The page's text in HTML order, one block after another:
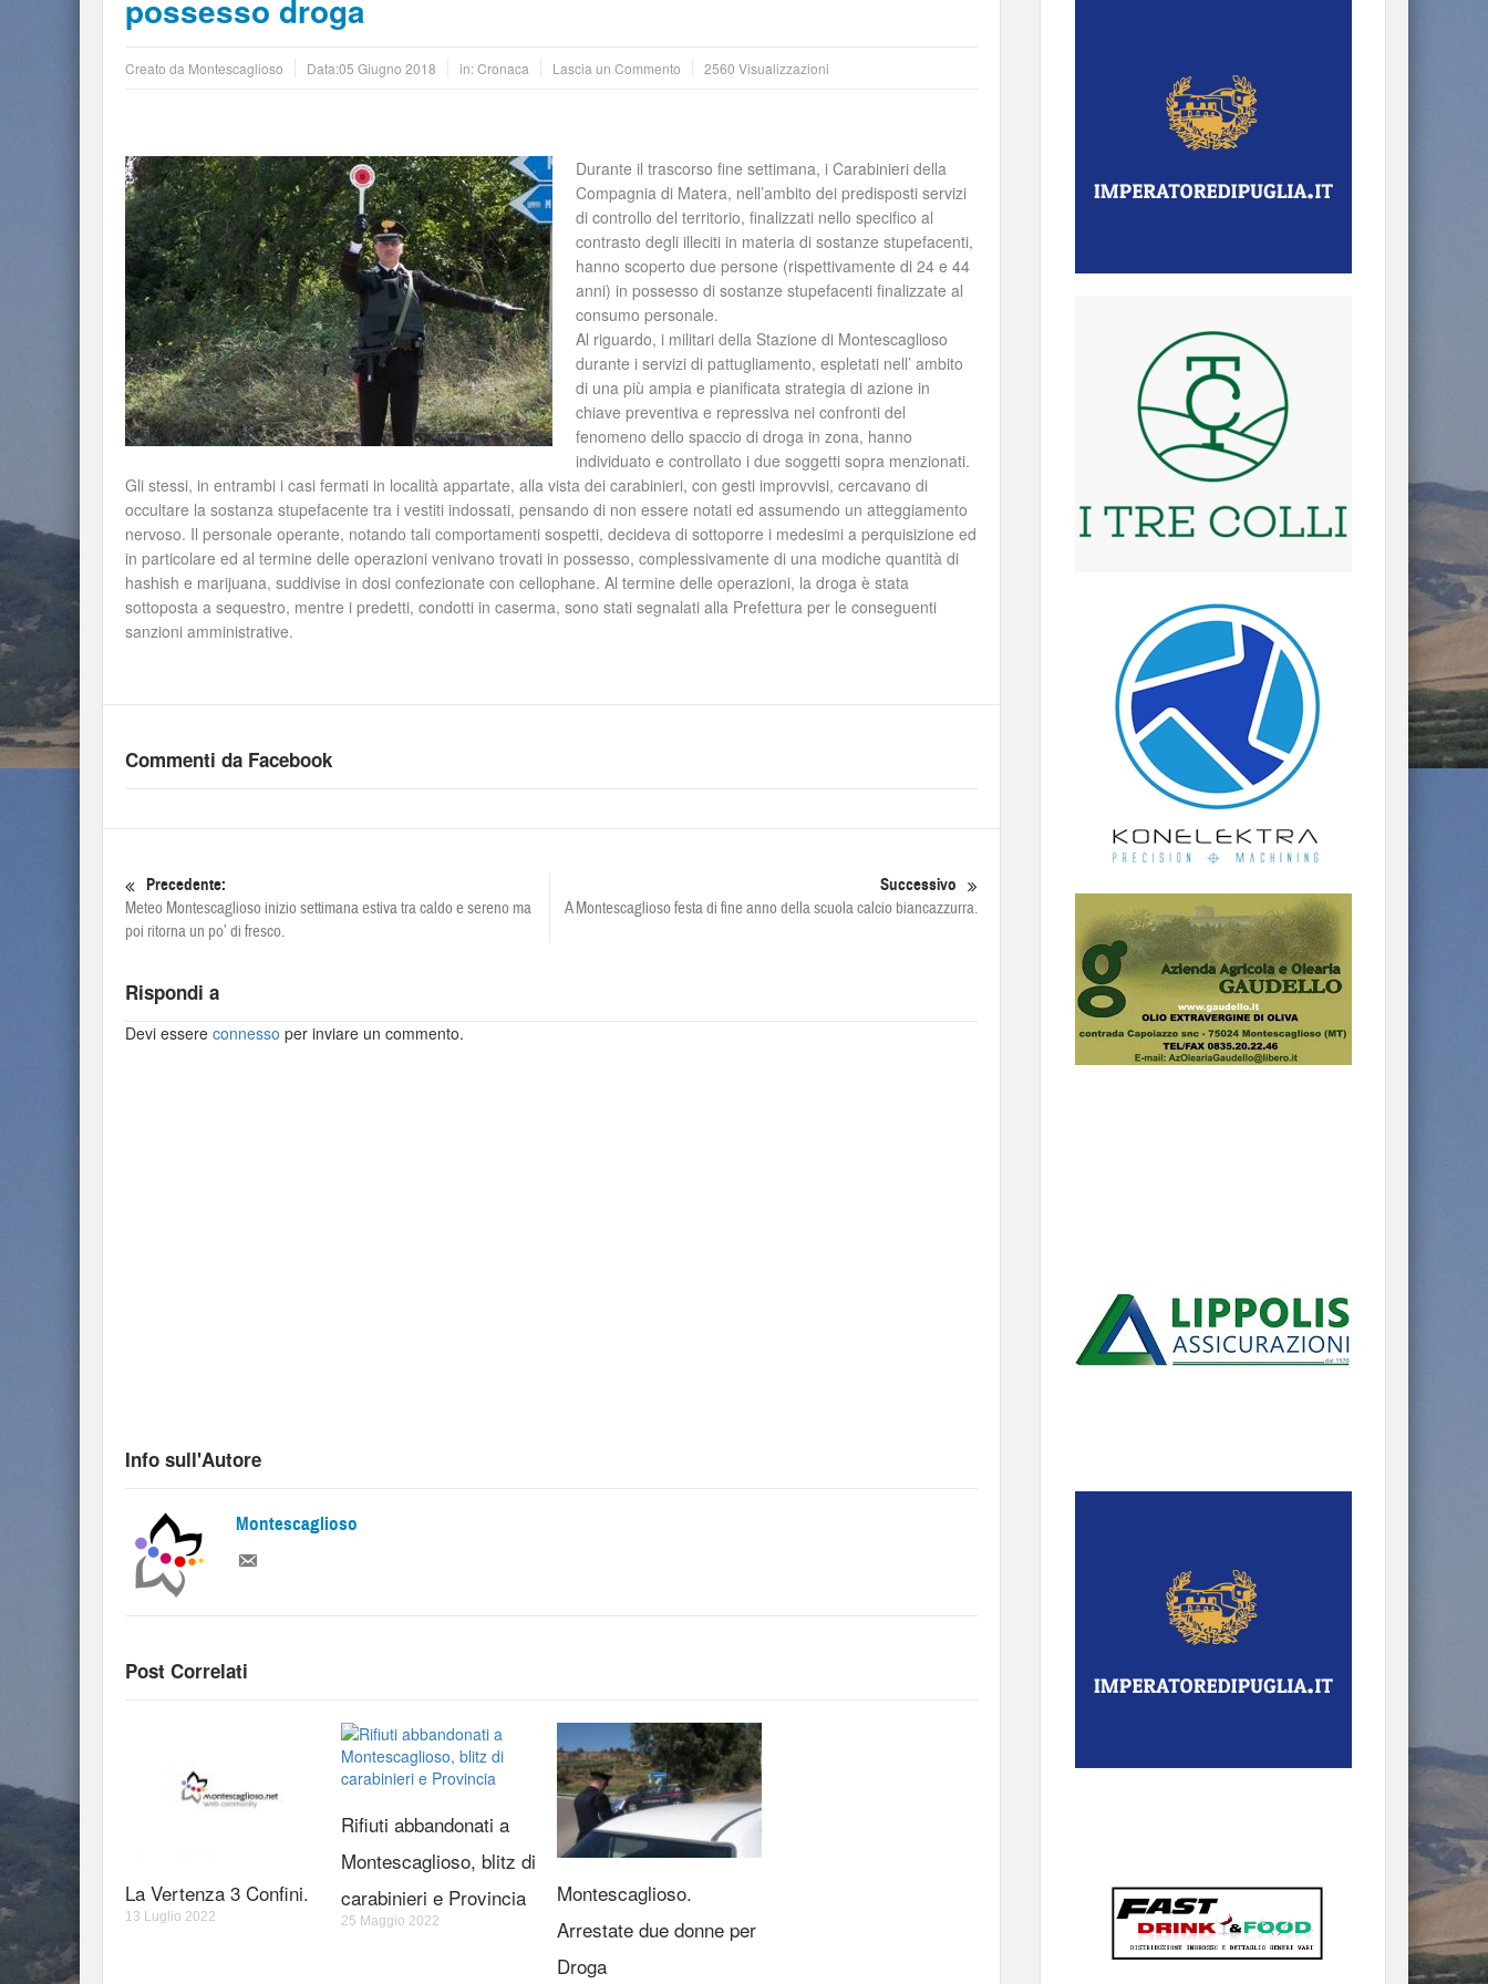
possesso droga
Creato da Montescaglioso Data:05 Giugno 2018 in:Cronaca Lascia un Commento 2560 Visualizzazioni
Durante il trascorso fine settimana, i Carabinieri della
Compagnia di Matera, nell’ambito dei predisposti servizi
di controllo del territorio, finalizzati nello specifico al
contrasto degli illeciti in materia di sostanze stupefacenti,
hanno scoperto due persone (rispettivamente di 24 e 44
anni) in possesso di sostanze stupefacenti finalizzate al
consumo personale.
Al riguardo, i militari della Stazione di Montescaglioso
durante i servizi di pattugliamento, espletati nell’ ambito
di una più ampia e pianificata strategia di azione in
chiave preventiva e repressiva nei confronti del
fenomeno dello spaccio di droga in zona, hanno
individuato e controllato i due soggetti sopra menzionati.
Gli stessi, in entrambi i casi fermati in località appartate, alla vista dei carabinieri, con gesti improvvisi, cercavano di
occultare la sostanza stupefacente tra i vestiti indossati, pensando di non essere notati ed assumendo un atteggiamento
nervoso. Il personale operante, notando tali comportamenti sospetti, decideva di sottoporre i medesimi a perquisizione ed
in particolare ed al termine delle operazioni venivano trovati in possesso, complessivamente di una modiche quantità di
hashish e marijuana, suddivise in dosi confezionate con cellophane. Al termine delle operazioni, la droga è stata
sottoposta a sequestro, mentre i predetti, condotti in caserma, sono stati segnalati alla Prefettura per le conseguenti
sanzioni amministrative.
Commenti da Facebook
Precedente:
Meteo Montescaglioso inizio settimana estiva tra caldo e sereno ma
poi ritorna un po’ di fresco.
Successivo
A Montescaglioso festa di fine anno della scuola calcio biancazzurra.
Rispondi a
Devi essere connesso per inviare un commento.
Info sull'Autore
Montescaglioso
Post Correlati
La Vertenza 3 Confini.
13 Luglio 2022
Rifiuti abbandonati a
Montescaglioso, blitz di
carabinieri e Provincia
25 Maggio 2022
Montescaglioso.
Arrestate due donne per
Droga